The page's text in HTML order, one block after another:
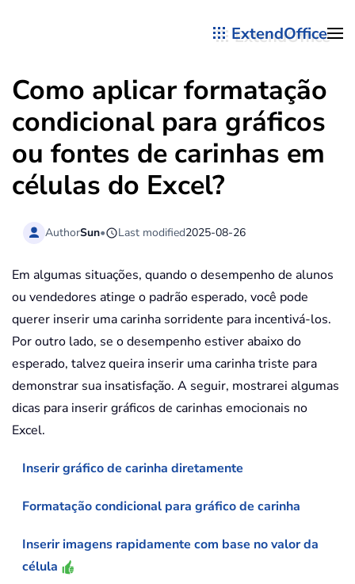
ExtendOffice
Como aplicar formatação
condicional para gráficos
ou fontes de carinhas em
células do Excel?
AuthorSun• Last modified2025-08-26
Em algumas situações, quando o desempenho de alunos
ou vendedores atinge o padrão esperado, você pode
querer inserir uma carinha sorridente para incentivá-los.
Por outro lado, se o desempenho estiver abaixo do
esperado, talvez queira inserir uma carinha triste para
demonstrar sua insatisfação. A seguir, mostrarei algumas
dicas para inserir gráficos de carinhas emocionais no
Excel.
Inserir gráfico de carinha diretamente
Formatação condicional para gráfico de carinha
Inserir imagens rapidamente com base no valor da
célula